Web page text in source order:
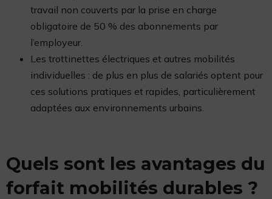
travail non couverts par la prise en charge
obligatoire de 50 % des abonnements par
l’employeur.
Les trottinettes électriques et autres mobilités
individuelles : de plus en plus de salariés optent pour
ces solutions pratiques et rapides, particulièrement
adaptées aux environnements urbains.
Quels sont les avantages du
forfait mobilités durables ?